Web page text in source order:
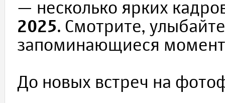
— несколько ярких
2025. Смотрите,
запоминающиеся
До новых встреч на